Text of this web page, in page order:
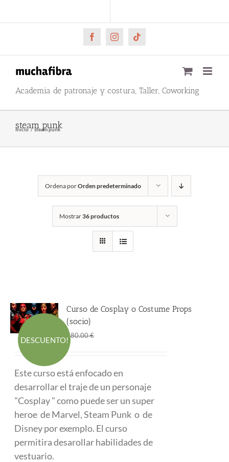
al
FacebookInstagramTiktok
Academia de patronaje y costura, Taller, Coworking
steam punk
Inicio steam punk
Ordena porOrden predeterminado
Mostrar36 productos
DESCUENTO!
Curso de Cosplay o Costume Props
(socio)
480.00€
era:
480.00 €.290.00 €.
Este curso está enfocado en
desarrollar el traje de un personaje
"Cosplay " como puede ser un super
heroe de Marvel, Steam Punk o de
Disney por exemplo. El curso
permitira desarollar habilidades de
vestuario.